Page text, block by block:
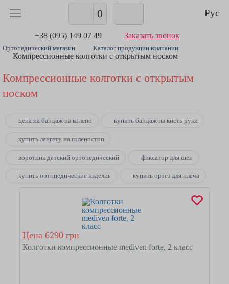
0 Рус
+38 (095) 149 07 49 Заказать звонок
Ортопедический магазин Каталог продукции компании
Компрессионные колготки с открытым носком
Компрессионные колготки с открытым
носком
цена на бандаж на колено купить бандаж на кисть руки
купить лангету на голеностоп
воротник детский ортопедический фиксатор для шеи
купить ортопедические изделия купить ортез для плеча
Цена 6290 грн
Колготки компрессионные mediven forte, 2 класс